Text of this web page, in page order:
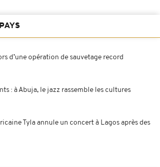
d’une opération de sauvetage record
: à Abuja, le jazz rassemble les cultures
Tyla annule un concert à Lagos après des